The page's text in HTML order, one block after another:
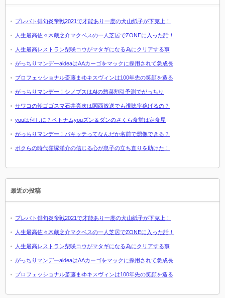
プレバト俳句炎帝戦2021で才能あり一度の犬山紙子が下克上！
人生最高佐々木蔵之介マクベスの一人芝居でZONEに入った話！
人生最高レストラン柴咲コウがマタギになる為にクリアする事
がっちりマンデーaideaはAAカーゴをマックに採用されて急成長
プロフェッショナル斎藤まゆキスヴィンは100年先の笑顔を造る
がっちりマンデー！シノプスはAIの惣菜割引予測でがっちり
サワコの朝ゴゴスマ石井亮次は関西放送でも視聴率稼げるの？
youは何しに？ベトナムyouズン＆ダンのさくら食堂は定食屋
がっちりマンデー！パキッテってなんだか名前で想像できる？
ボクらの時代窪塚洋介の信じる心が息子の立ち直りを助けた！
最近の投稿
プレバト俳句炎帝戦2021で才能あり一度の犬山紙子が下克上！
人生最高佐々木蔵之介マクベスの一人芝居でZONEに入った話！
人生最高レストラン柴咲コウがマタギになる為にクリアする事
がっちりマンデーaideaはAAカーゴをマックに採用されて急成長
プロフェッショナル斎藤まゆキスヴィンは100年先の笑顔を造る